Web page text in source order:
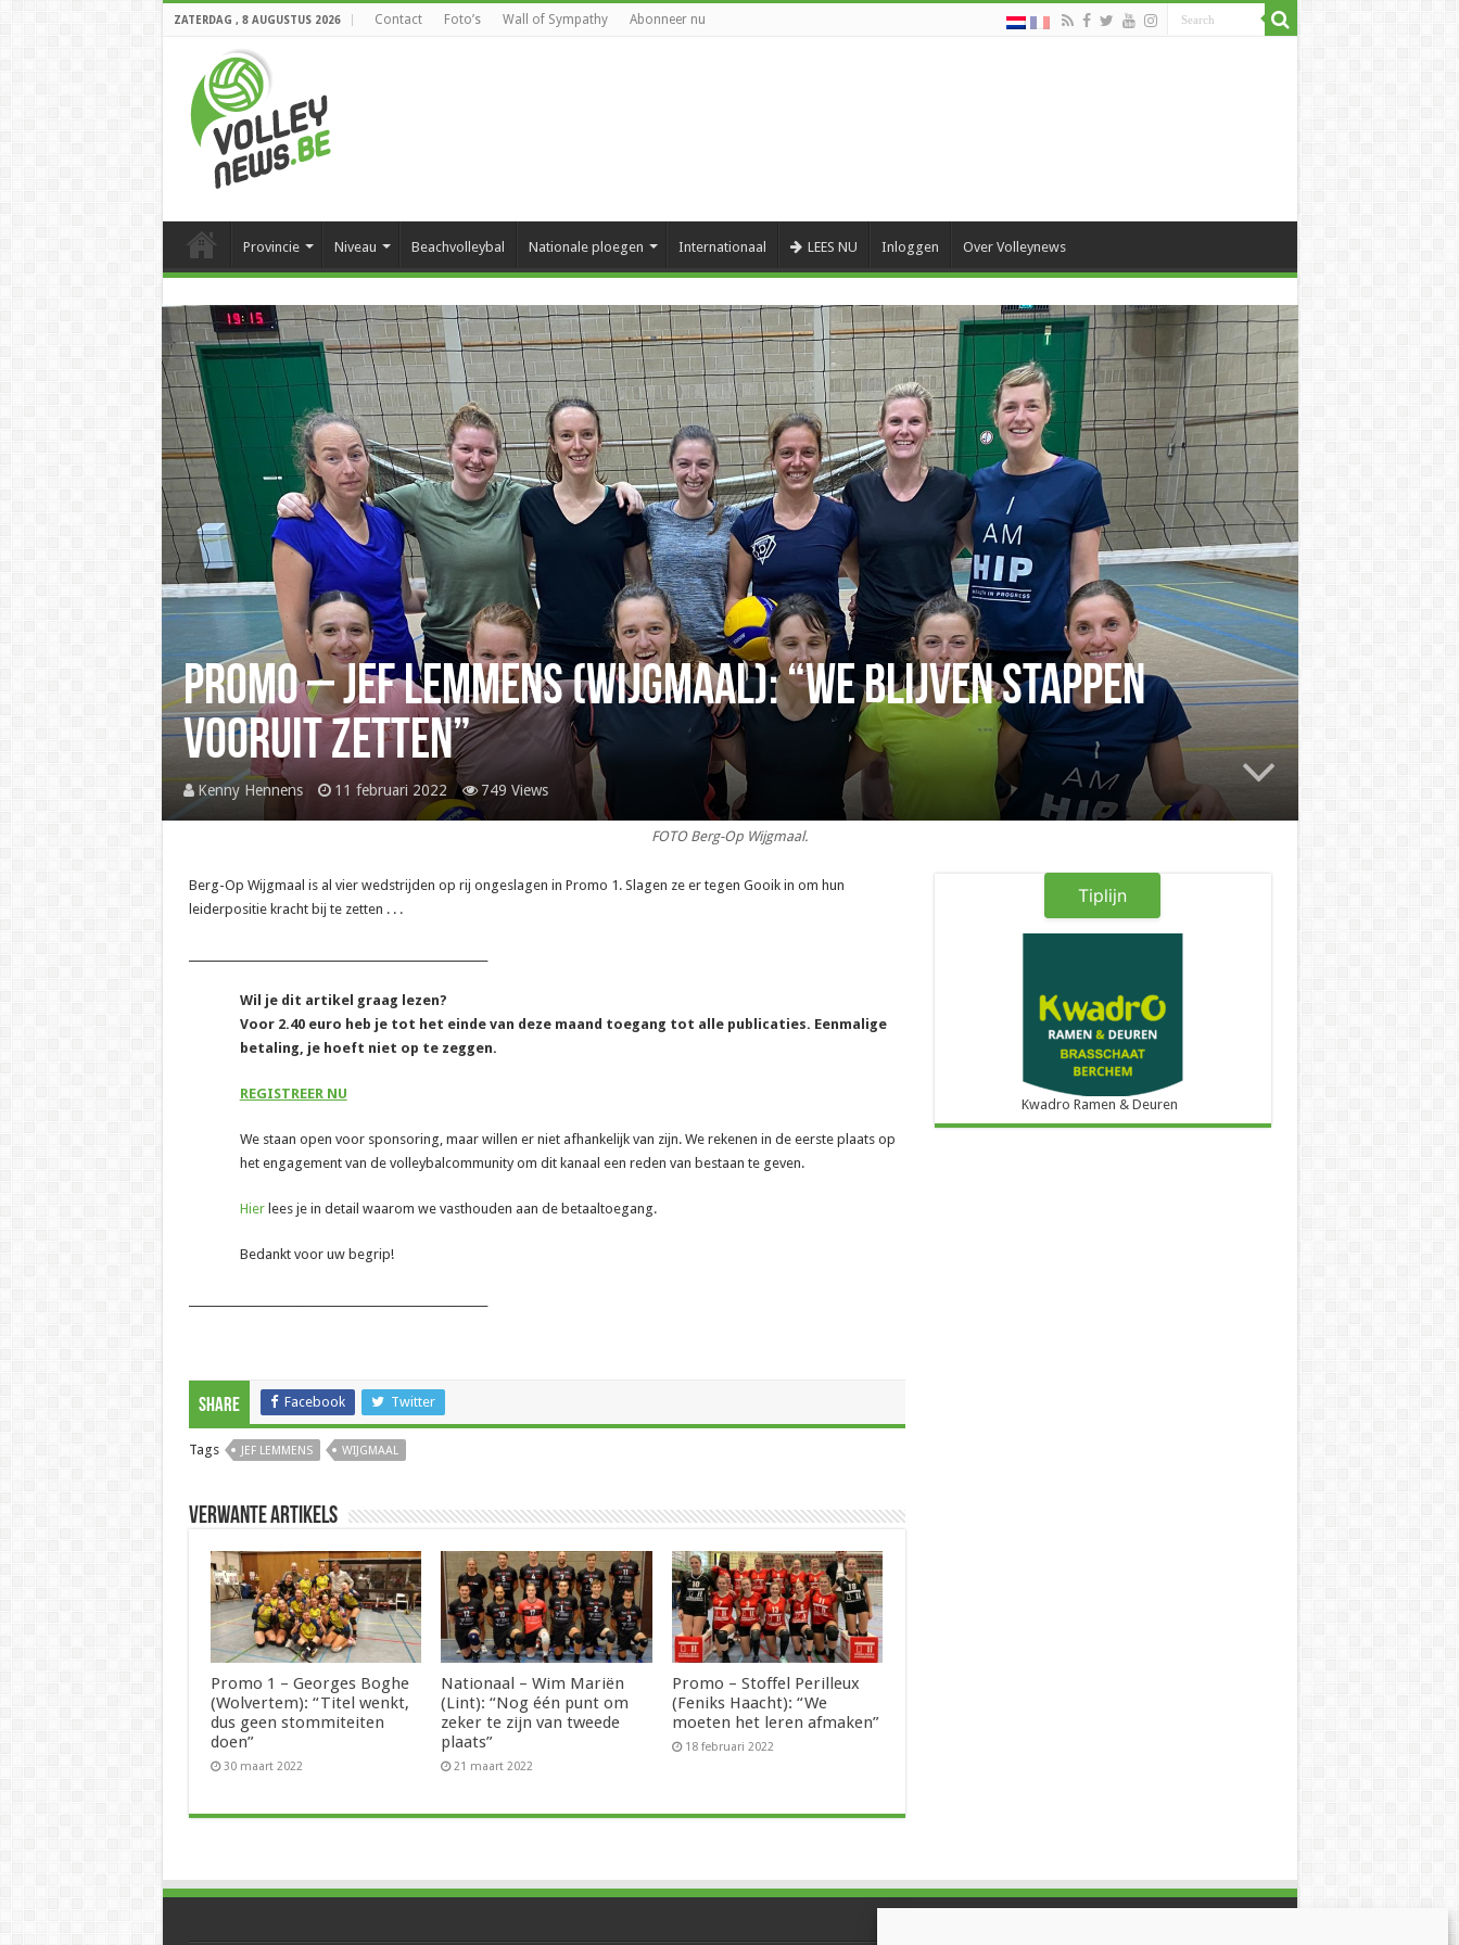
ZATERDAG , 8 AUGUSTUS 2026 Contact Foto’s Wall of Sympathy Abonneer nu
Provincie Niveau Beachvolleybal Nationale ploegen Internationaal LEES NU Inloggen Over Volleynews
Promo – Jef Lemmens (Wijgmaal): “We blijven stappen
vooruit zetten”
Kenny Hennens 11 februari 2022 749 Views
FOTO Berg-Op Wijgmaal.
Berg-Op Wijgmaal is al vier wedstrijden op rij ongeslagen in Promo 1. Slagen ze er tegen Gooik in om hun
leiderpositie kracht bij te zetten . . .
Wil je dit artikel graag lezen?
Voor 2.40 euro heb je tot het einde van deze maand toegang tot alle publicaties. Eenmalige
betaling, je hoeft niet op te zeggen.
REGISTREER NU
We staan open voor sponsoring, maar willen er niet afhankelijk van zijn. We rekenen in de eerste plaats op
het engagement van de volleybalcommunity om dit kanaal een reden van bestaan te geven.
Hierlees je in detail waarom we vasthouden aan de betaaltoegang.
Bedankt voor uw begrip!
Share Facebook Twitter
Tags JEF LEMMENS WIJGMAAL
Verwante artikels
Promo 1 – Georges Boghe
(Wolvertem): “Titel wenkt,
dus geen stommiteiten
doen”
30 maart 2022
Nationaal – Wim Mariën
(Lint): “Nog één punt om
zeker te zijn van tweede
plaats”
21 maart 2022
Promo – Stoffel Perilleux
(Feniks Haacht): “We
moeten het leren afmaken”
18 februari 2022
Tiplijn
Kwadro Ramen & Deuren